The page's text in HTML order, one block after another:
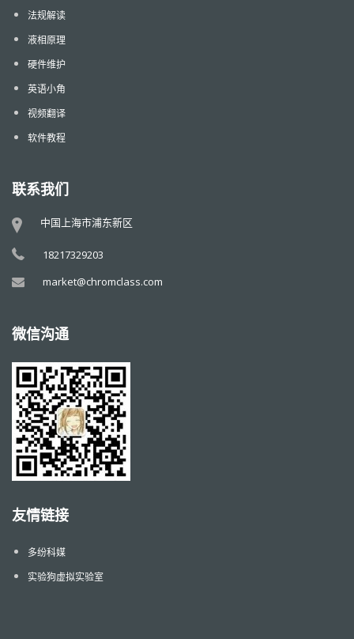
法规解读
液相原理
硬件维护
英语小角
视频翻译
软件教程
联系我们
中国上海市浦东新区
18217329203
market@chromclass.com
微信沟通
友情链接
多纷科媒
实验狗虚拟实验室